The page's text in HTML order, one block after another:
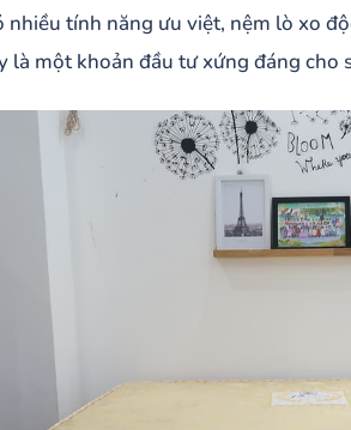
nhiều tính năng ưu việt, nệm lò xo
là một khoản đầu tư xứng đáng cho